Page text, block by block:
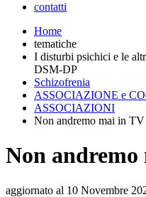
contatti
Home
tematiche
I disturbi psichici e le
DSM-DP
Schizofrenia
ASSOCIAZIONE e
ASSOCIAZIONI
Non andremo mai in TV
Non
aggiornato al 10 Novembre